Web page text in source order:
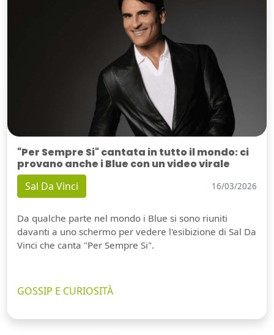
"Per Sempre Si" cantata in tutto il mondo: ci
provano anche i Blue con un video virale
Sal Da Vinci 16/03/2026
Da qualche parte nel mondo i Blue si sono riuniti
davanti a uno schermo per vedere l'esibizione di Sal Da
Vinci che canta "Per Sempre Si".
GOSSIP E CURIOSITÀ